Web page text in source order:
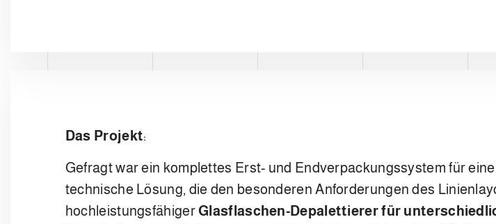
Das Projekt:
Gefragt war ein komplettes Erst- und Endverpackungssystem für
technische Lösung, die den besonderen Anforderungen des
hochleistungsfähigerGlasflaschen-Depalettierer für